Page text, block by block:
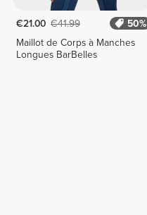
€21.00 €41.99
50%
Maillot de Corps à Manches
Longues BarBelles